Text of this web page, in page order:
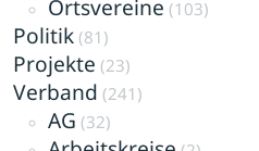
Ortsvereine (103)
Politik (81)
Projekte (23)
Verband (241)
AG (32)